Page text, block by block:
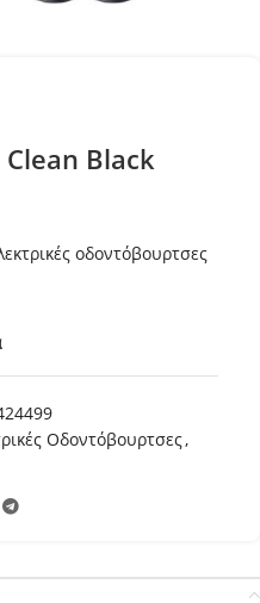
Black
οδοντόβουρτσες
Οδοντόβουρτσες,